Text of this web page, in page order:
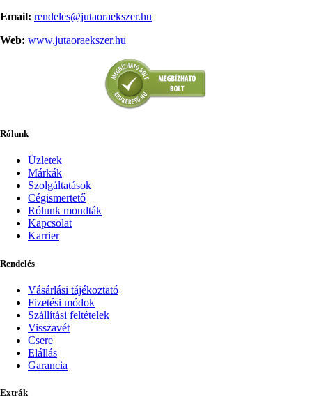
Email: rendeles@jutaoraekszer.hu
Web: www.jutaoraekszer.hu
Rólunk
Üzletek
Márkák
Szolgáltatások
Cégismertető
Rólunk mondták
Kapcsolat
Karrier
Rendelés
Vásárlási tájékoztató
Fizetési módok
Szállítási feltételek
Visszavét
Csere
Elállás
Garancia
Extrák